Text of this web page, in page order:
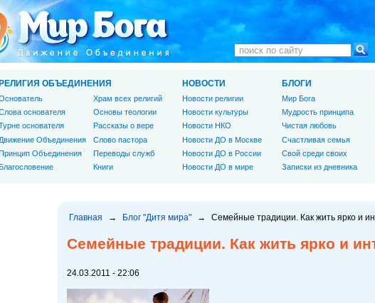
Главная → Блог "Дитя мира" → Семейные традиции. Как жить ярко и
Семейные традиции. Как жить ярко и
24.03.2011 - 22:06
РЕЛИГИЯ ОБЪЕДИНЕНИЯ
основателя
основателя
Движение Объединения
Объединения
Благословение
Храм всех религий
Основы теологии
Рассказы о вере
Слово пастора
Переводы служб
Книги
НОВОСТИ
Новости религии
Новости культуры
Новости НКО
Новости ДО в Москве
Новости ДО в России
Новости ДО в мире
БЛОГИ
Мир Бога
Мудрость принципа
Чистая любовь
Счастливая семья
Свой среди своих
Записки из дневника